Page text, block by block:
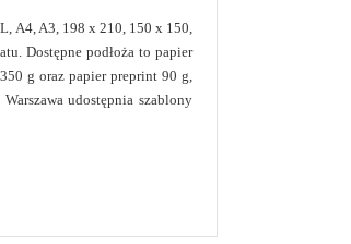
A4, A3, 198 x 210, 150 x 150,
Dostępne podłoża to papier
g oraz papier preprint 90 g,
udostępnia szablony